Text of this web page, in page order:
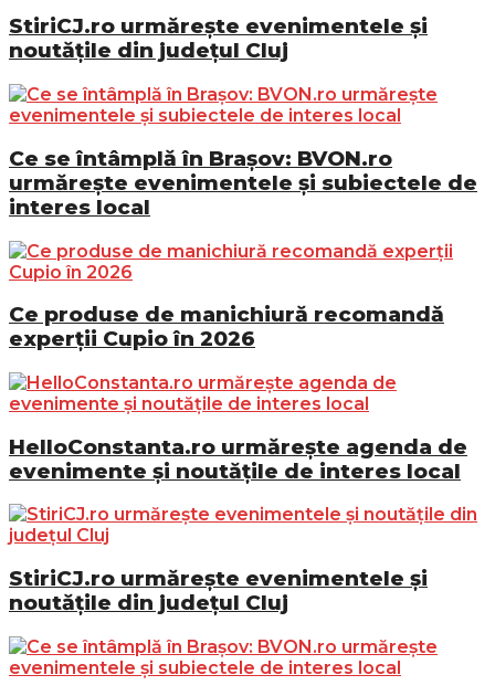
StiriCJ.ro urmărește evenimentele și
noutățile din județul Cluj
Ce se întâmplă în Brașov: BVON.ro
urmărește evenimentele și subiectele de
interes local
Ce produse de manichiură recomandă
experții Cupio în 2026
HelloConstanta.ro urmărește agenda de
evenimente și noutățile de interes local
StiriCJ.ro urmărește evenimentele și
noutățile din județul Cluj